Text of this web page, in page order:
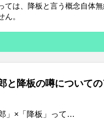
ては、降板と言う概念自体
ん。
と降板の噂について
」×「降板」って…